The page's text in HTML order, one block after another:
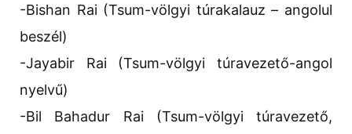
-Bishan Rai (Tsum-völgyi túrakalauz – angolul
beszél)
-Jayabir Rai (Tsum-völgyi túravezető-angol
nyelvű)
-Bil Bahadur Rai (Tsum-völgyi túravezető,